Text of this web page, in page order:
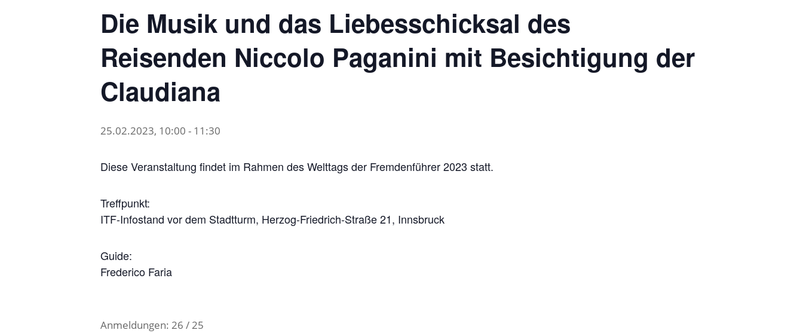
Die Musik und das Liebesschicksal des
Reisenden Niccolo Paganini mit Besichtigung der
Claudiana
25.02.2023, 10:00 - 11:30
Diese Veranstaltung findet im Rahmen des Welttags der Fremdenführer 2023 statt.
Treffpunkt:
ITF-Infostand vor dem Stadtturm, Herzog-Friedrich-Straße 21, Innsbruck
Guide:
Frederico Faria
Anmeldungen: 26 / 25